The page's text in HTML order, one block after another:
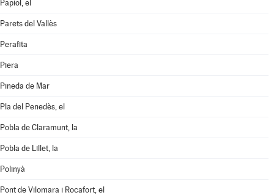
Papiol, el
Parets del Vallès
Perafita
Piera
Pineda de Mar
Pla del Penedès, el
Pobla de Claramunt, la
Pobla de Lillet, la
Polinyà
Pont de Vilomara i Rocafort, el